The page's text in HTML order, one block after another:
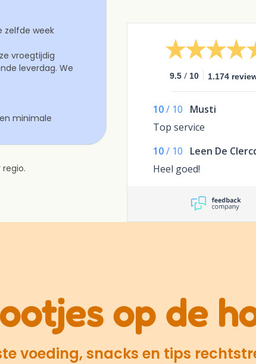
zelfde week
vroegtijdig
leverdag. We
minimale
9.5 / 10 1.174
10/ 10
Musti
Top service
10/ 10
Leen De
Heel goed!
op de
voeding, snacks en tips